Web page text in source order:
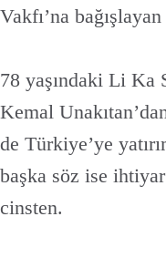
Vakfı’na
78 yaşındaki Li
Kemal
de Türkiye’ye
başka söz ise ihtiyar
cinsten.